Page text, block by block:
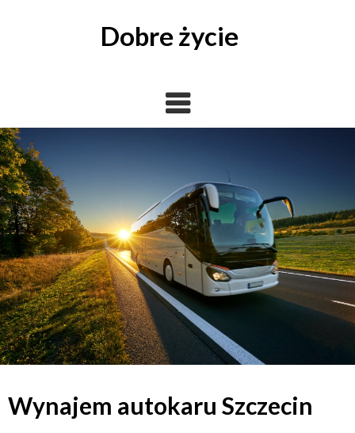
Dobre życie
Wynajem autokaru Szczecin